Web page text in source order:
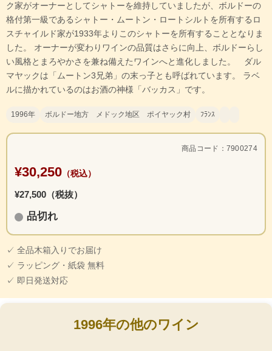
ク家がオーナーとしてシャトーを維持していましたが、ボルドーの
格付第一級であるシャトー・ムートン・ロートシルトを所有するロ
スチャイルド家が1933年よりこのシャトーを所有することとなりま
した。 オーナーが変わりワインの品質はさらに向上、ボルドーらし
い風格とまろやかさを兼ね備えたワインへと進化しました。 ダル
マヤックは「ムートン3兄弟」の末っ子とも呼ばれています。 ラベ
ルに描かれているのはお酒の神様「バッカス」です。
1996年 ボルドー地方 メドック地区 ポイヤック村 ﾌﾗﾝｽ
商品コード：7900274
¥30,250 （税込）
¥27,500（税抜）
品切れ
✓ 全品木箱入りでお届け
✓ ラッピング・紙袋 無料
✓ 即日発送対応
1996年の他のワイン